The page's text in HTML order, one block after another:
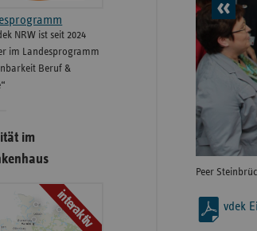
Peer
vdek
NRW ist seit 2024
im Landesprogramm
Beruf &
im
interaktiv